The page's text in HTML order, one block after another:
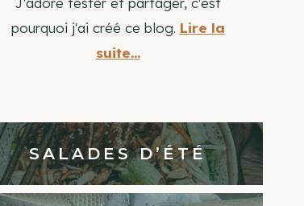
pourquoi j'ai créé ce blog. Lire la
suite...
SALADES D’ÉTÉ